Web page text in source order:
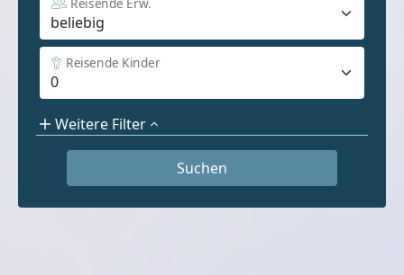
Reisende Kinder
Weitere Filter